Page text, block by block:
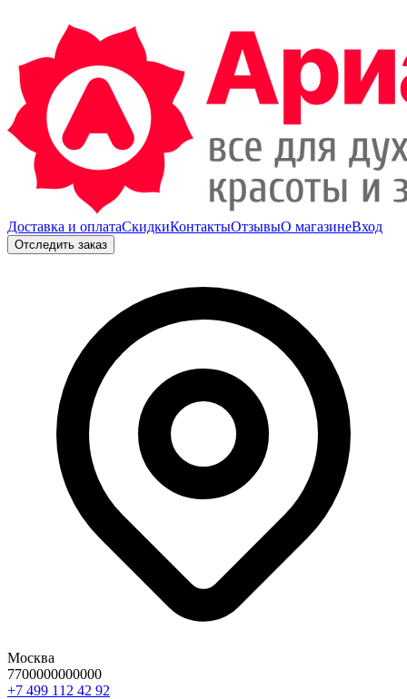
Доставка и оплатаСкидкиКонтактыОтзывыО магазинеВход
Отследить заказ
Москва
7700000000000
29 24 211 994 7+